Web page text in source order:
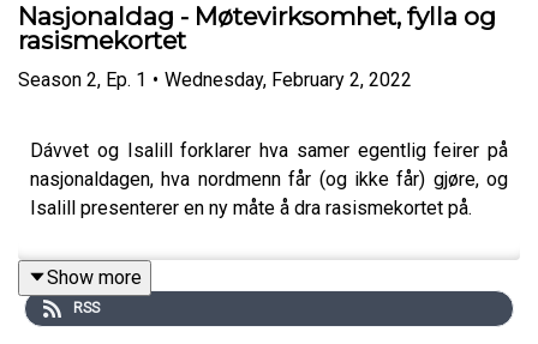
Nasjonaldag - Møtevirksomhet, fylla og
rasismekortet
Season 2, Ep. 1 • Wednesday, February 2, 2022
Dávvet og Isalill forklarer hva samer egentlig feirer på
nasjonaldagen, hva nordmenn får (og ikke får) gjøre, og
Isalill presenterer en ny måte å dra rasismekortet på.
Show more
RSS